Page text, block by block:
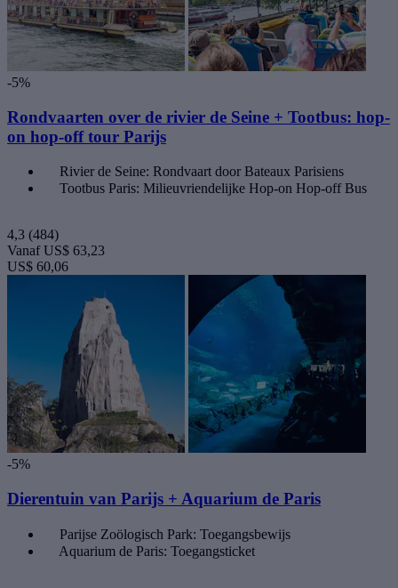
-5%
Rondvaarten over de rivier de Seine + Tootbus: hop-
on hop-off tour Parijs
Rivier de Seine: Rondvaart door Bateaux Parisiens
Tootbus Paris: Milieuvriendelijke Hop-on Hop-off Bus
4,3 (484)
Vanaf US$ 63,23
US$ 60,06
-5%
Dierentuin van Parijs + Aquarium de Paris
Parijse Zoölogisch Park: Toegangsbewijs
Aquarium de Paris: Toegangsticket